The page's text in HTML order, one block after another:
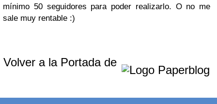
mínimo 50 seguidores para poder realizarlo. O no me
sale muy rentable :)
Volver a la Portada de